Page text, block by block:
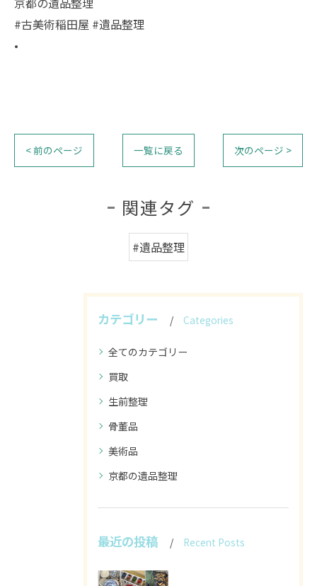
#古美術稲田屋 #遺品整理
•
< 前のページ 一覧に戻る 次のページ >
関連タグ
#遺品整理
カテゴリー Categories
全てのカテゴリー
買取
生前整理
骨董品
美術品
京都の遺品整理
最近の投稿 Recent Posts